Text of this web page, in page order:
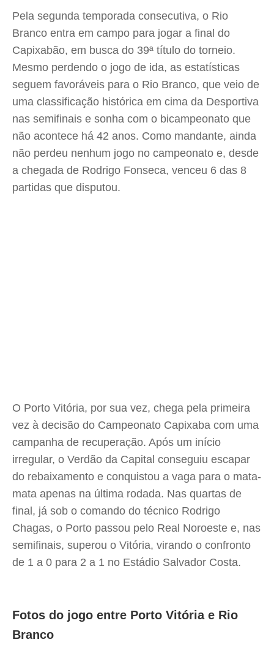
Pela segunda temporada consecutiva, o Rio
Branco entra em campo para jogar a final do
Capixabão, em busca do 39ª título do torneio.
Mesmo perdendo o jogo de ida, as estatísticas
seguem favoráveis para o Rio Branco, que veio de
uma classificação histórica em cima da Desportiva
nas semifinais e sonha com o bicampeonato que
não acontece há 42 anos. Como mandante, ainda
não perdeu nenhum jogo no campeonato e, desde
a chegada de Rodrigo Fonseca, venceu 6 das 8
partidas que disputou.
O Porto Vitória, por sua vez, chega pela primeira
vez à decisão do Campeonato Capixaba com uma
campanha de recuperação. Após um início
irregular, o Verdão da Capital conseguiu escapar
do rebaixamento e conquistou a vaga para o mata-
mata apenas na última rodada. Nas quartas de
final, já sob o comando do técnico Rodrigo
Chagas, o Porto passou pelo Real Noroeste e, nas
semifinais, superou o Vitória, virando o confronto
de 1 a 0 para 2 a 1 no Estádio Salvador Costa.
Fotos do jogo entre Porto Vitória e Rio
Branco